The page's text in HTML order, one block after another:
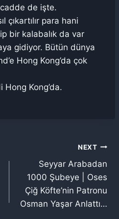
cadde de işte.
çıkartılır para hani
bir kalabalık da var
gidiyor. Bütün dünya
Hong Kong’da çok
Hong Kong’da.
NEXT
Seyyar Arabadan
1000 Şubeye | Oses
Çiğ Köfte’nin Patronu
Osman Yaşar Anlattı…